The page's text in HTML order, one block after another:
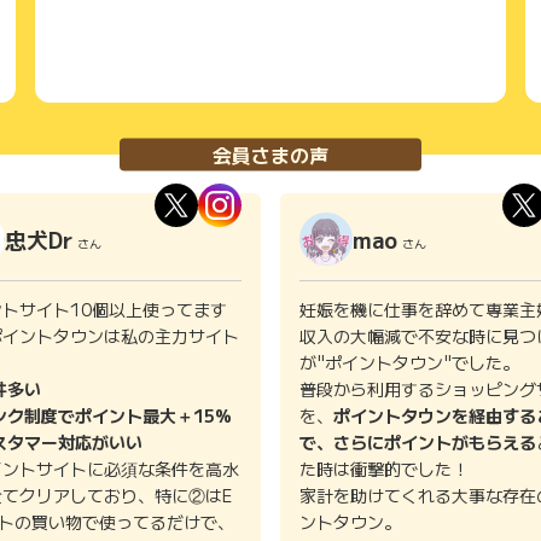
会員さまの声
忠犬Dr さん
サイト10個以上使ってます
ントタウンは私の主力サイト
い
制度でポイント最大＋15%
マー対応がいい
トサイトに必須な条件を高水
クリアしており、特に②はE
の買い物で使ってるだけで、
mao さん
妊娠を機に仕事を辞めて専業
収入の大幅減で不安な時に見
が"ポイントタウン"でした。
普段から利用するショッピン
を、 ポイントタウンを経由する
で、さらにポイントがもらえる
た時は衝撃的でした！
家計を助けてくれる大事な存
ントタウン。